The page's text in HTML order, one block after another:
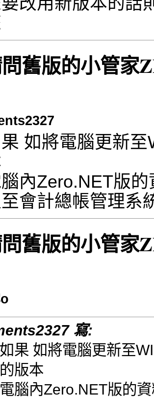
舊版的小管家
如將電腦更新
內Zero.NET版
會計總帳管理系
舊版的小管家
寫:
果 如將電腦更新至
版本
腦內Zero.NET版的